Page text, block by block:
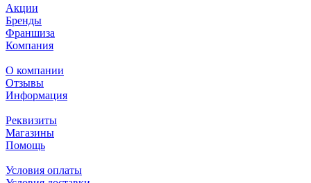
Акции
Бренды
Франшиза
Компания
О компании
Отзывы
Информация
Реквизиты
Магазины
Помощь
Условия оплаты